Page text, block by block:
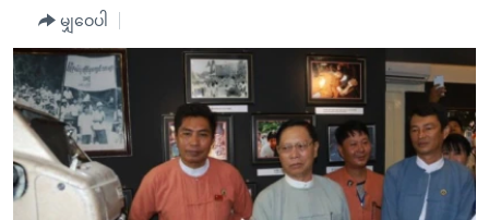
ကျော်
ကြည့်
ရန်
ပင်မ
အ
အစ္စရေး-ပါလက်စတိုင်း
အင်္ဂလိပ်စာလေ့လာမယ်
အမေရိကန်သုံးအီဒီယံ
မကြေးမုံရဲ့ အင်္ဂလိပ်စာ
ရုပ်ရှင်ထဲက အင်္ဂလိပ်စာ
သုတပဒေသာ အင်္ဂလိပ်စာ
အပတ်စဉ်ကဏ္ဍများ
ရေဒီယို
တီဗွီ
ရေဒီယိုနှင့်ရုပ်သံ အချက်အလက်များ
ရေဒီယို/တီဗွီအစီအစဉ်
Learning English
မျှဝေပါ